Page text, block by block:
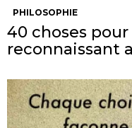
PHILOSOPHIE
40 choses
reconnaissant